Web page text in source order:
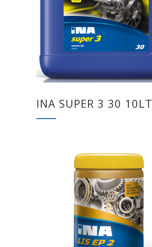
INA SUPER 3 30 10LT